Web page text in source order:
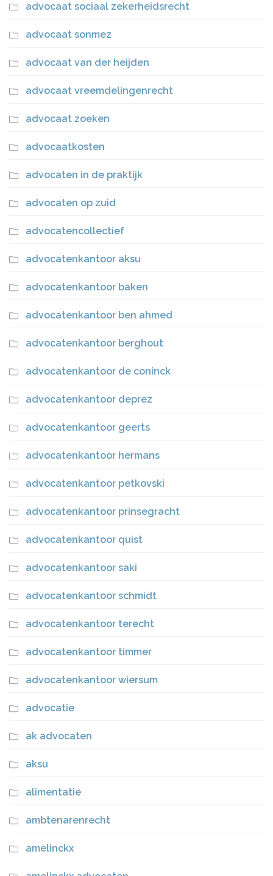
advocaat sociaal zekerheidsrecht
advocaat sonmez
advocaat van der heijden
advocaat vreemdelingenrecht
advocaat zoeken
advocaatkosten
advocaten in de praktijk
advocaten op zuid
advocatencollectief
advocatenkantoor aksu
advocatenkantoor baken
advocatenkantoor ben ahmed
advocatenkantoor berghout
advocatenkantoor de coninck
advocatenkantoor deprez
advocatenkantoor geerts
advocatenkantoor hermans
advocatenkantoor petkovski
advocatenkantoor prinsegracht
advocatenkantoor quist
advocatenkantoor saki
advocatenkantoor schmidt
advocatenkantoor terecht
advocatenkantoor timmer
advocatenkantoor wiersum
advocatie
ak advocaten
aksu
alimentatie
ambtenarenrecht
amelinckx